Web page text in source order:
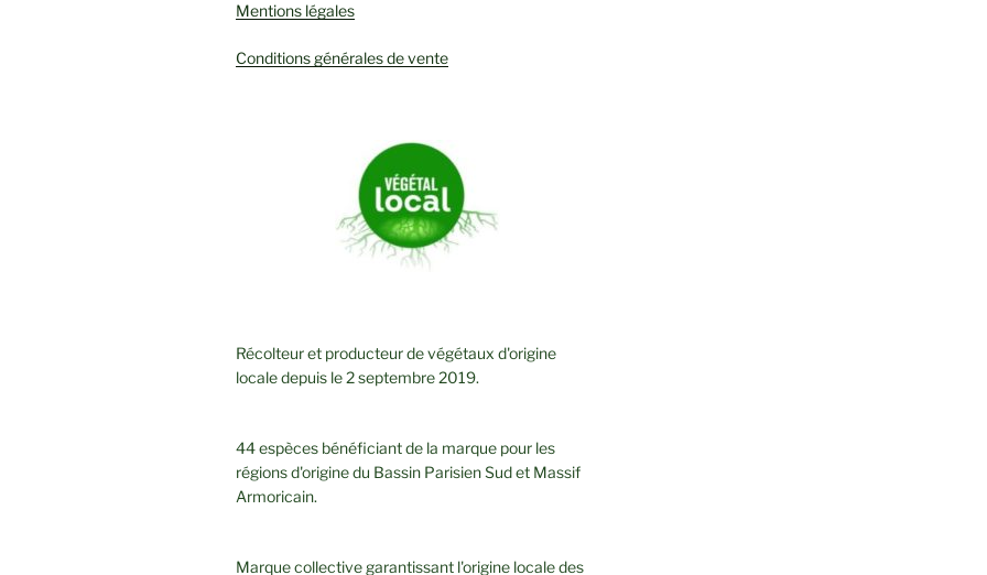
Mentions légales
Conditions générales de vente
Récolteur et producteur de végétaux d'origine
locale depuis le 2 septembre 2019.
44 espèces bénéficiant de la marque pour les
régions d'origine du Bassin Parisien Sud et Massif
Armoricain.
Marque collective garantissant l'origine locale des